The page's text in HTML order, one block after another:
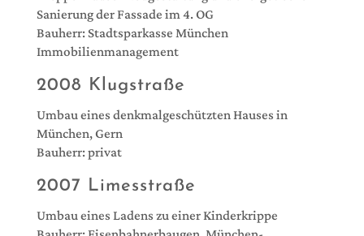
Sanierung der Fassade im 4. OG
Bauherr: Stadtsparkasse München
Immobilienmanagement
2008 Klugstraße
Umbau eines denkmalgeschützten Hauses in
München, Gern
Bauherr: privat
2007 Limesstraße
Umbau eines Ladens zu einer Kinderkrippe